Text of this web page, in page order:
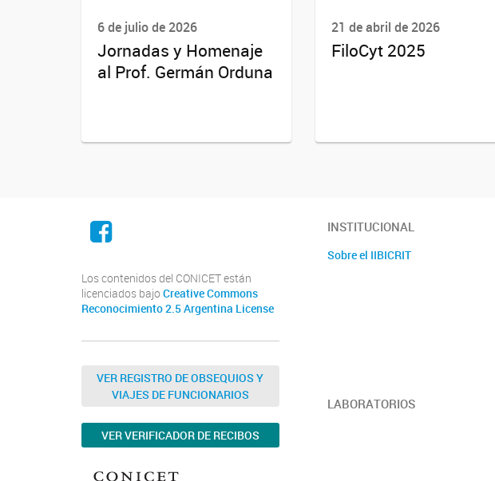
6 de julio de 2026
Jornadas y Homenaje
al Prof. Germán Orduna
21 de abril de 2026
FiloCyt 2025
Facebook
Los contenidos del CONICET están
licenciados bajo Creative Commons
Reconocimiento 2.5 Argentina License
VER REGISTRO DE OBSEQUIOS Y
VIAJES DE FUNCIONARIOS
VER VERIFICADOR DE RECIBOS
INSTITUCIONAL
Sobre el IIBICRIT
LABORATORIOS